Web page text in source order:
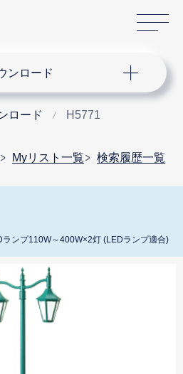
ンロード
ロード H5771
Myリスト一覧 検索履歴一覧
ンプ110W～400W×2灯 (LEDランプ適合)